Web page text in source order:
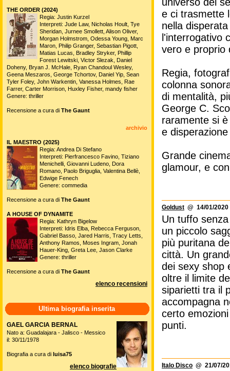
e ci trasmette
nella
l'interrogativo
vero e proprio
Regia,
colonna
di mentalità,
George C.
raramente si
e
Grande
glamour, e
Goldust @ 14/01/
Un tuffo
un piccolo
più puritana
città. Un
dei sexy shop
oltre il limite
siparietti tra il
accompagna
certo
punti.
Italo Disco @ 21/07/
THE ORDER (2024)
Regia: Justin Kurzel
Interpreti: Jude Law, Nicholas Hoult, Tye
Sheridan, Jurnee Smollett, Alison Oliver,
Morgan Holmstrom, Odessa Young, Marc
Maron, Philip Granger, Sebastian Pigott,
Matias Lucas, Bradley Stryker, Phillip
Forest Lewitski, Victor Slezak, Daniel
Doheny, Bryan J. McHale, Ryan Chandoul Wesley,
Geena Meszaros, George Tchortov, Daniel Yip, Sean
Tyler Foley, John Warkentin, Vanessa Holmes, Rae
Farrer, Carter Morrison, Huxley Fisher, mandy fisher
Genere: thriller
Recensione a cura di The Gaunt
archivio
IL MAESTRO (2025)
Regia: Andrea Di Stefano
Interpreti: Pierfrancesco Favino, Tiziano
Menichelli, Giovanni Ludeno, Dora
Romano, Paolo Briguglia, Valentina Bellè,
Edwige Fenech
Genere: commedia
Recensione a cura di The Gaunt
A HOUSE OF DYNAMITE
Regia: Kathryn Bigelow
Interpreti: Idris Elba, Rebecca Ferguson,
Gabriel Basso, Jared Harris, Tracy Letts,
Anthony Ramos, Moses Ingram, Jonah
Hauer-King, Greta Lee, Jason Clarke
Genere: thriller
Recensione a cura di The Gaunt
elenco recensioni
Ultima biografia inserita
GAEL GARCIA BERNAL
Nato a: Guadalajara - Jalisco - Messico
il: 30/11/1978
Biografia a cura di luisa75
elenco biografie